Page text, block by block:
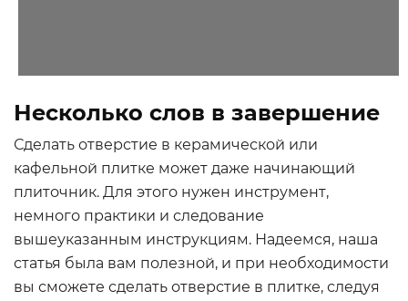
Несколько слов в завершение
Сделать отверстие в керамической или
кафельной плитке может даже начинающий
плиточник. Для этого нужен инструмент,
немного практики и следование
вышеуказанным инструкциям. Надеемся, наша
статья была вам полезной, и при необходимости
вы сможете сделать отверстие в плитке, следуя